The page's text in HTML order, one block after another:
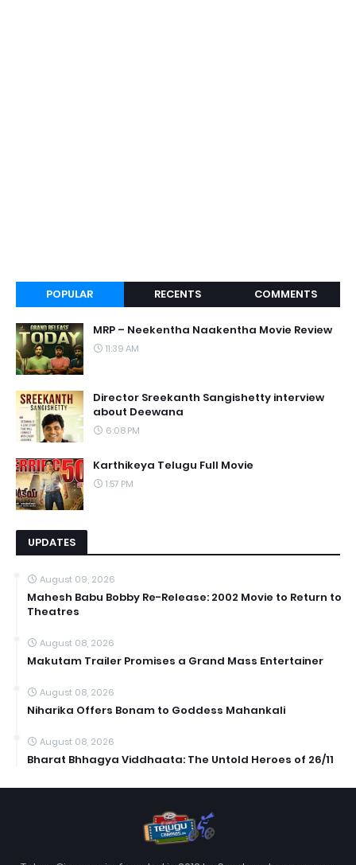
POPULAR RECENTS COMMENTS
MRP – Neekentha Naakentha Movie Review
11:39 AM
Director Sreekanth Sangishetty interview
about Deewana
6:08 PM
Karthikeya Telugu Full Movie
1:57 PM
UPDATES
August 09, 2026
Mahesh Babu Bobby Re-Release: 2002 Movie to Return to
Theatres
August 08, 2026
Makutam Trailer Promises a Grand Mass Entertainer
August 08, 2026
Niharika Offers Bonam to Goddess Mahankali
August 08, 2026
Bharat Bhhagya Viddhaata: The Untold Heroes of 26/11